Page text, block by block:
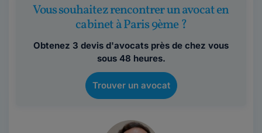
Vous souhaitez rencontrer un avocat en
cabinet à Paris 9ème ?
Obtenez 3 devis d'avocats près de chez vous
sous 48 heures.
Trouver un avocat